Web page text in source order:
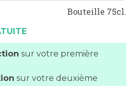
Bouteille 75cl.
sur votre première
sur votre deuxième